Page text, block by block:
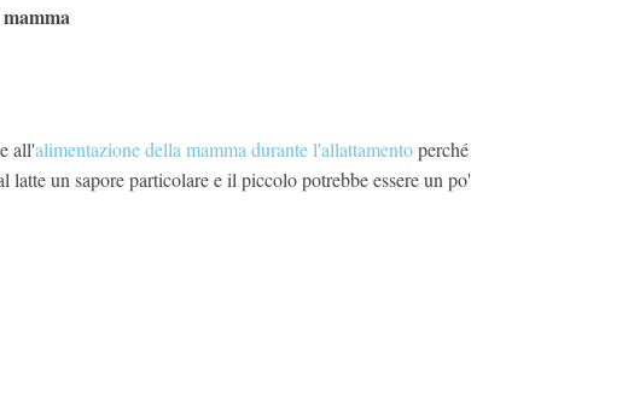
all'alimentazione della mamma durante l'allattamentoperché
latte un sapore particolare e il piccolo potrebbe essere un po'